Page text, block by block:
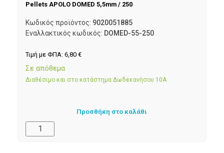
Pellets APOLO DOMED 5,5mm / 250
Κωδικός προϊόντος: 9020051885
Εναλλακτικός κωδικός: DOMED-55-250
Τιμή με ΦΠΑ: 6,80 €
Σε απόθεμα
Διαθέσιμο και στο κατάστημα Δωδεκανήσου 10Α
Προσθήκη στο καλάθι